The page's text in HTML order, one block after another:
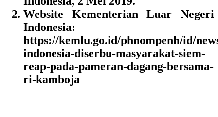
Website Kementerian Luar Negeri
Indonesia:
https://kemlu.go.id/phnompenh/id/
indonesia-diserbu-masyarakat-siem-
reap-pada-pameran-dagang-bersama-
ri-kamboja